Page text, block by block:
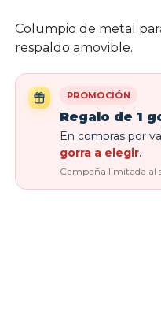
Columpio de metal
respaldo amovible.
PROMOCIÓN
Regalo de 1
En compras por
gorra a elegir.
Campaña limitada al